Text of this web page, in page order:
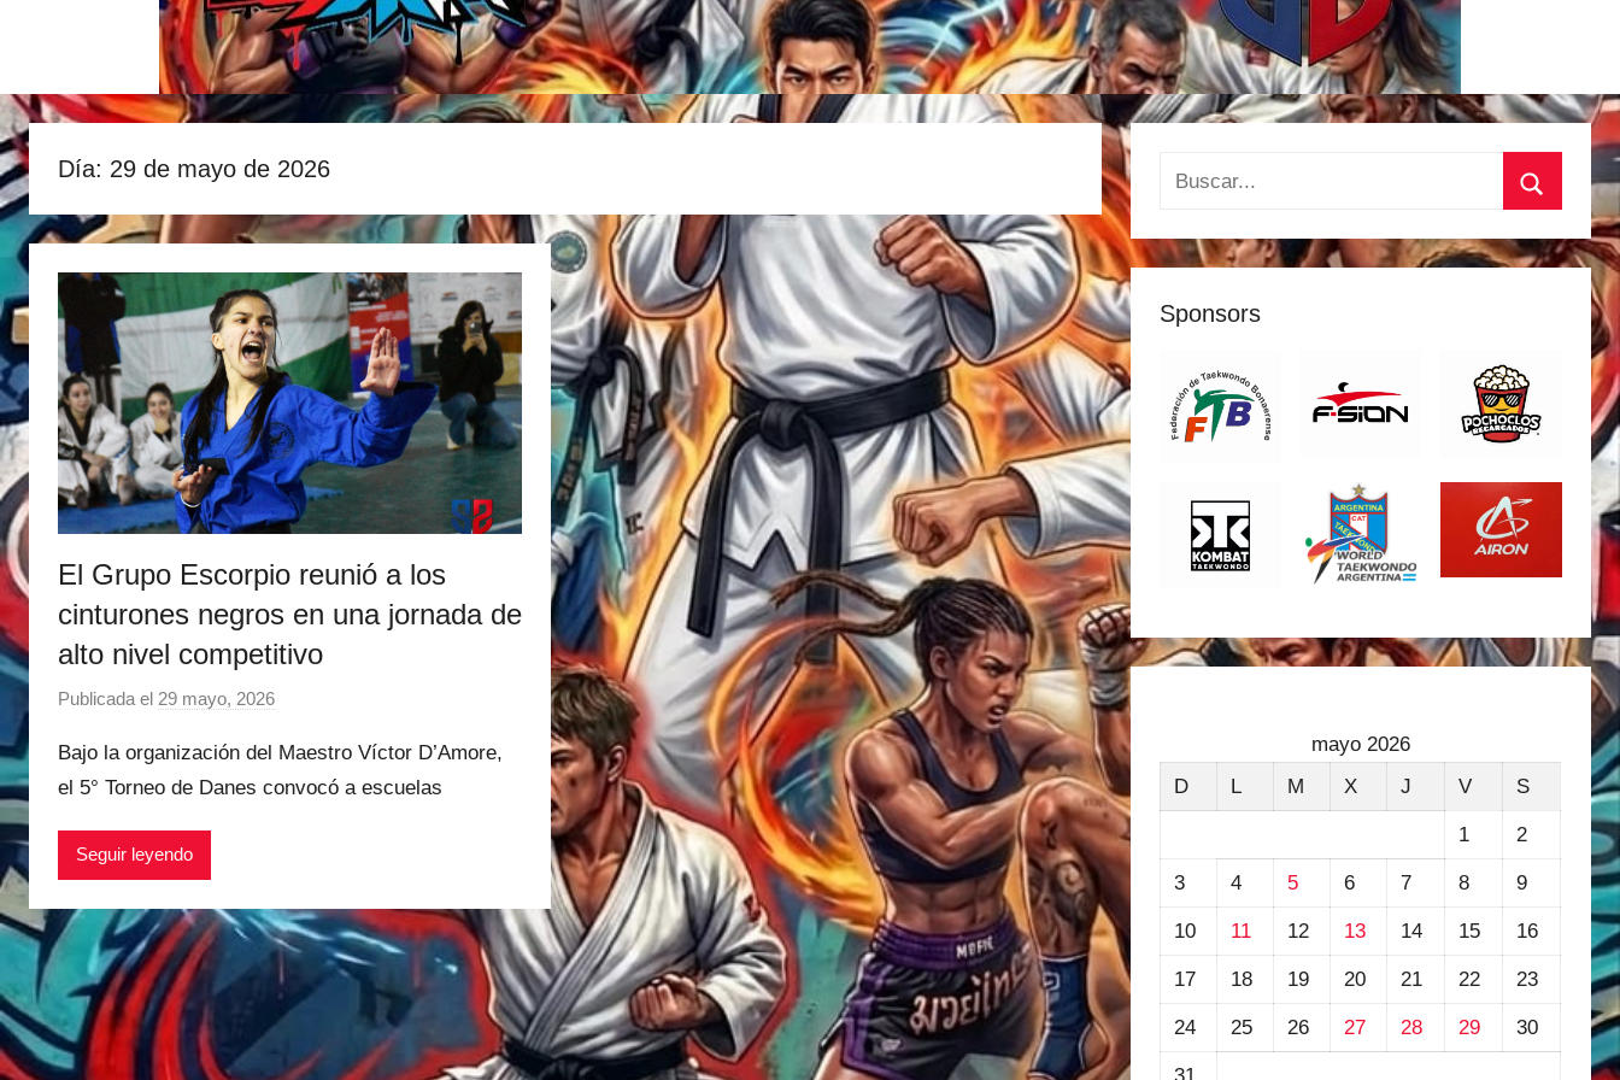
Día: 29 de mayo de 2026
El Grupo Escorpio reunió a los
cinturones negros en una jornada de
alto nivel competitivo
Publicada el 29 mayo, 2026
r
M
a
s
M
t
Bajo la organización del Maestro Víctor D’Amore,
el 5° Torneo de Danes convocó a escuelas
Seguir leyendo
Buscar:
Buscar
Sponsors
mayo 2026
D
L M X J V S
1 2
3 4 5 6 7 8 9
10 11 12 13 14 15 16
17 18 19 20 21 22 23
24 25 26 27 28 29 30
31